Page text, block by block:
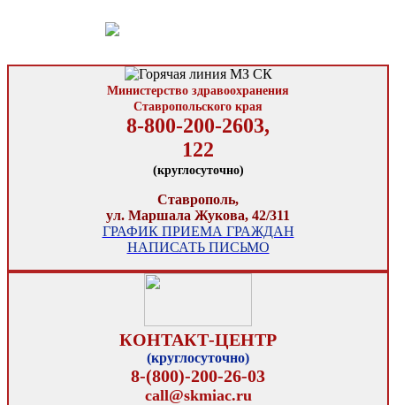
Министерство здравоохранения
Ставропольского края
8-800-200-2603,
122
(круглосуточно)
Ставрополь,
ул. Маршала Жукова, 42/311
ГРАФИК ПРИЕМА ГРАЖДАН
НАПИСАТЬ ПИСЬМО
КОНТАКТ-ЦЕНТР
(круглосуточно)
8-(800)-200-26-03
call@skmiac.ru